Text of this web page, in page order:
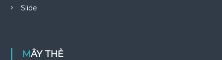
Slide
MÂY THẺ